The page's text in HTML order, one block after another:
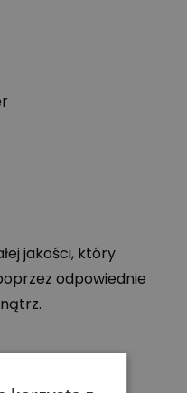
jakości, który
odpowiednie